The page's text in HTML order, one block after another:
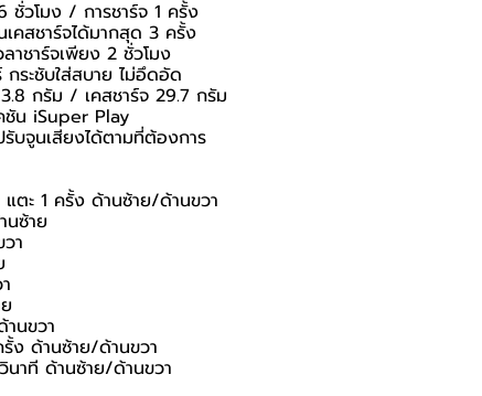
วโมง / การชาร์จ 1 ครั้ง
คสชาร์จได้มากสุด 3 ครั้ง
าชาร์จเพียง 2 ชั่วโมง
ระชับใส่สบาย ไม่อึดอัด
กรัม / เคสชาร์จ 29.7 กรัม
ชัน iSuper Play
บจูนเสียงได้ตามที่ต้องการ
ตะ 1 ครั้ง ด้านซ้าย/ด้านขวา
นซ้าย
า
นขวา
ง ด้านซ้าย/ด้านขวา
าที ด้านซ้าย/ด้านขวา